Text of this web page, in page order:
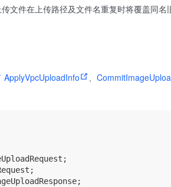
文件在上传路径及文件名重复时将覆盖同
ApplyVpcUploadInfo